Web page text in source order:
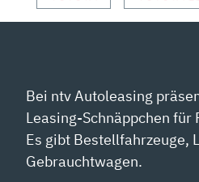
ANZEIGEN
Bei ntv Autoleasing
Leasing-Schnäppchen für
Es gibt Bestellfahrzeuge,
Gebrauchtwagen.